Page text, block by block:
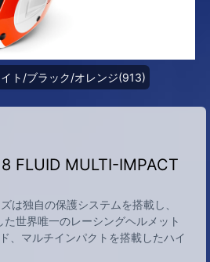
ト/ブラック/オレンジ(913)
FLUID MULTI-IMPACT
は独自の保護システムを搭載し、
世界唯一のレーシングヘルメット
、マルチインパクトを搭載したハイ